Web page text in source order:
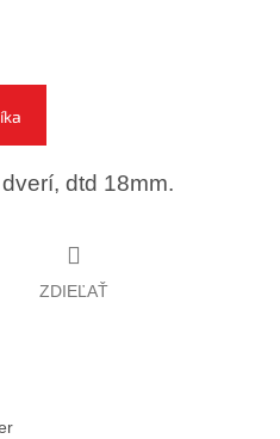
dtd 18mm.
ZDIEĽAŤ